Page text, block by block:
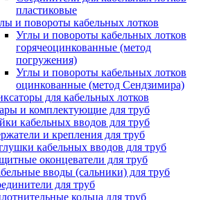
пластиковые
и повороты кабельных лотков
Углы и повороты кабельных лотков
горячеоцинкованные (метод
погружения)
Углы и повороты кабельных лотков
оцинкованные (метод Сендзимира)
для кабельных лотков
и комплектующие для труб
кабельных вводов для труб
и крепления для труб
кабельных вводов для труб
оконцеватели для труб
вводы (сальники) для труб
для труб
кольца для труб